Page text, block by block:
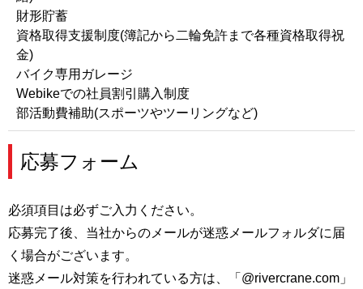
財形貯蓄
資格取得支援制度(簿記から二輪免許まで各種資格取得祝
金)
バイク専用ガレージ
Webikeでの社員割引購入制度
部活動費補助(スポーツやツーリングなど)
応募フォーム
必須項目は必ずご入力ください。
応募完了後、当社からのメールが迷惑メールフォルダに届
く場合がございます。
迷惑メール対策を行われている方は、「@rivercrane.com」